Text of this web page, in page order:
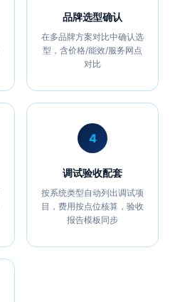
品牌选型确认
在多品牌方案对比中确认选
型，含价格/能效/服务网点
对比
4
调试验收配套
按系统类型自动列出调试项
目，费用按点位核算，验收
报告模板同步